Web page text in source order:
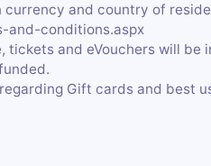
and country of
and-conditions.aspx
and eVouchers will be
Gift cards and best